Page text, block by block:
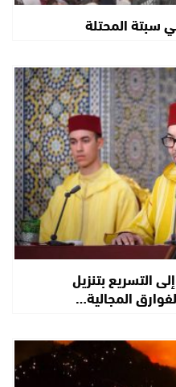
المحتلة
التسريع بتنزيل
المجالية…